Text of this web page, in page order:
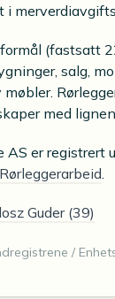
i
(fastsatt
salg,
med
AS er registrert
Rørleggerarbeid
Guder (39)
/